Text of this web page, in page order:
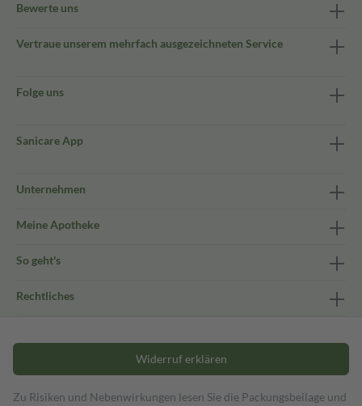
Bewerte uns
Vertraue unserem mehrfach ausgezeichneten Service
Folge uns
Sanicare App
Unternehmen
Meine Apotheke
So geht's
Rechtliches
Widerruf erklären
Zu Risiken und Nebenwirkungen lesen Sie die Packungsbeilage und